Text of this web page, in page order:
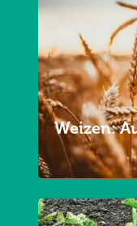
Weizen: